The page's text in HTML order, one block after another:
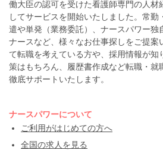
働大臣の認可を受けた看護師専門の人材
してサービスを開始いたしました。常勤
遣や単発（業務委託）、ナースパワー独
ナースなど、様々なお仕事探しをご提案
て転職を考えている方や、採用情報が知
策はもちろん、履歴書作成など転職・就
徹底サポートいたします。
ナースパワーについて
ご利用がはじめての方へ
全国の求人を見る